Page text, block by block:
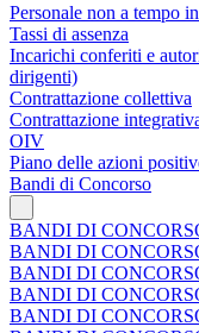
Personale non a tempo
Tassi di assenza
Incarichi conferiti e
dirigenti)
Contrattazione collettiva
Contrattazione
OIV
Piano delle azioni
Bandi di Concorso
BANDI DI
BANDI DI
BANDI DI
BANDI DI
BANDI DI